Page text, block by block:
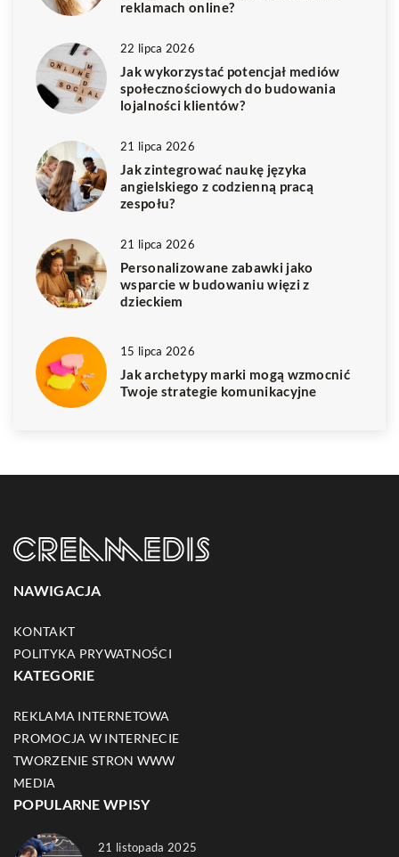
reklamach online?
22 lipca 2026
Jak wykorzystać potencjał mediów
społecznościowych do budowania
lojalności klientów?
21 lipca 2026
Jak zintegrować naukę języka
angielskiego z codzienną pracą
zespołu?
21 lipca 2026
Personalizowane zabawki jako
wsparcie w budowaniu więzi z
dzieckiem
15 lipca 2026
Jak archetypy marki mogą wzmocnić
Twoje strategie komunikacyjne
NAWIGACJA
KONTAKT
POLITYKA PRYWATNOŚCI
KATEGORIE
REKLAMA INTERNETOWA
PROMOCJA W INTERNECIE
TWORZENIE STRON WWW
MEDIA
POPULARNE WPISY
21 listopada 2025